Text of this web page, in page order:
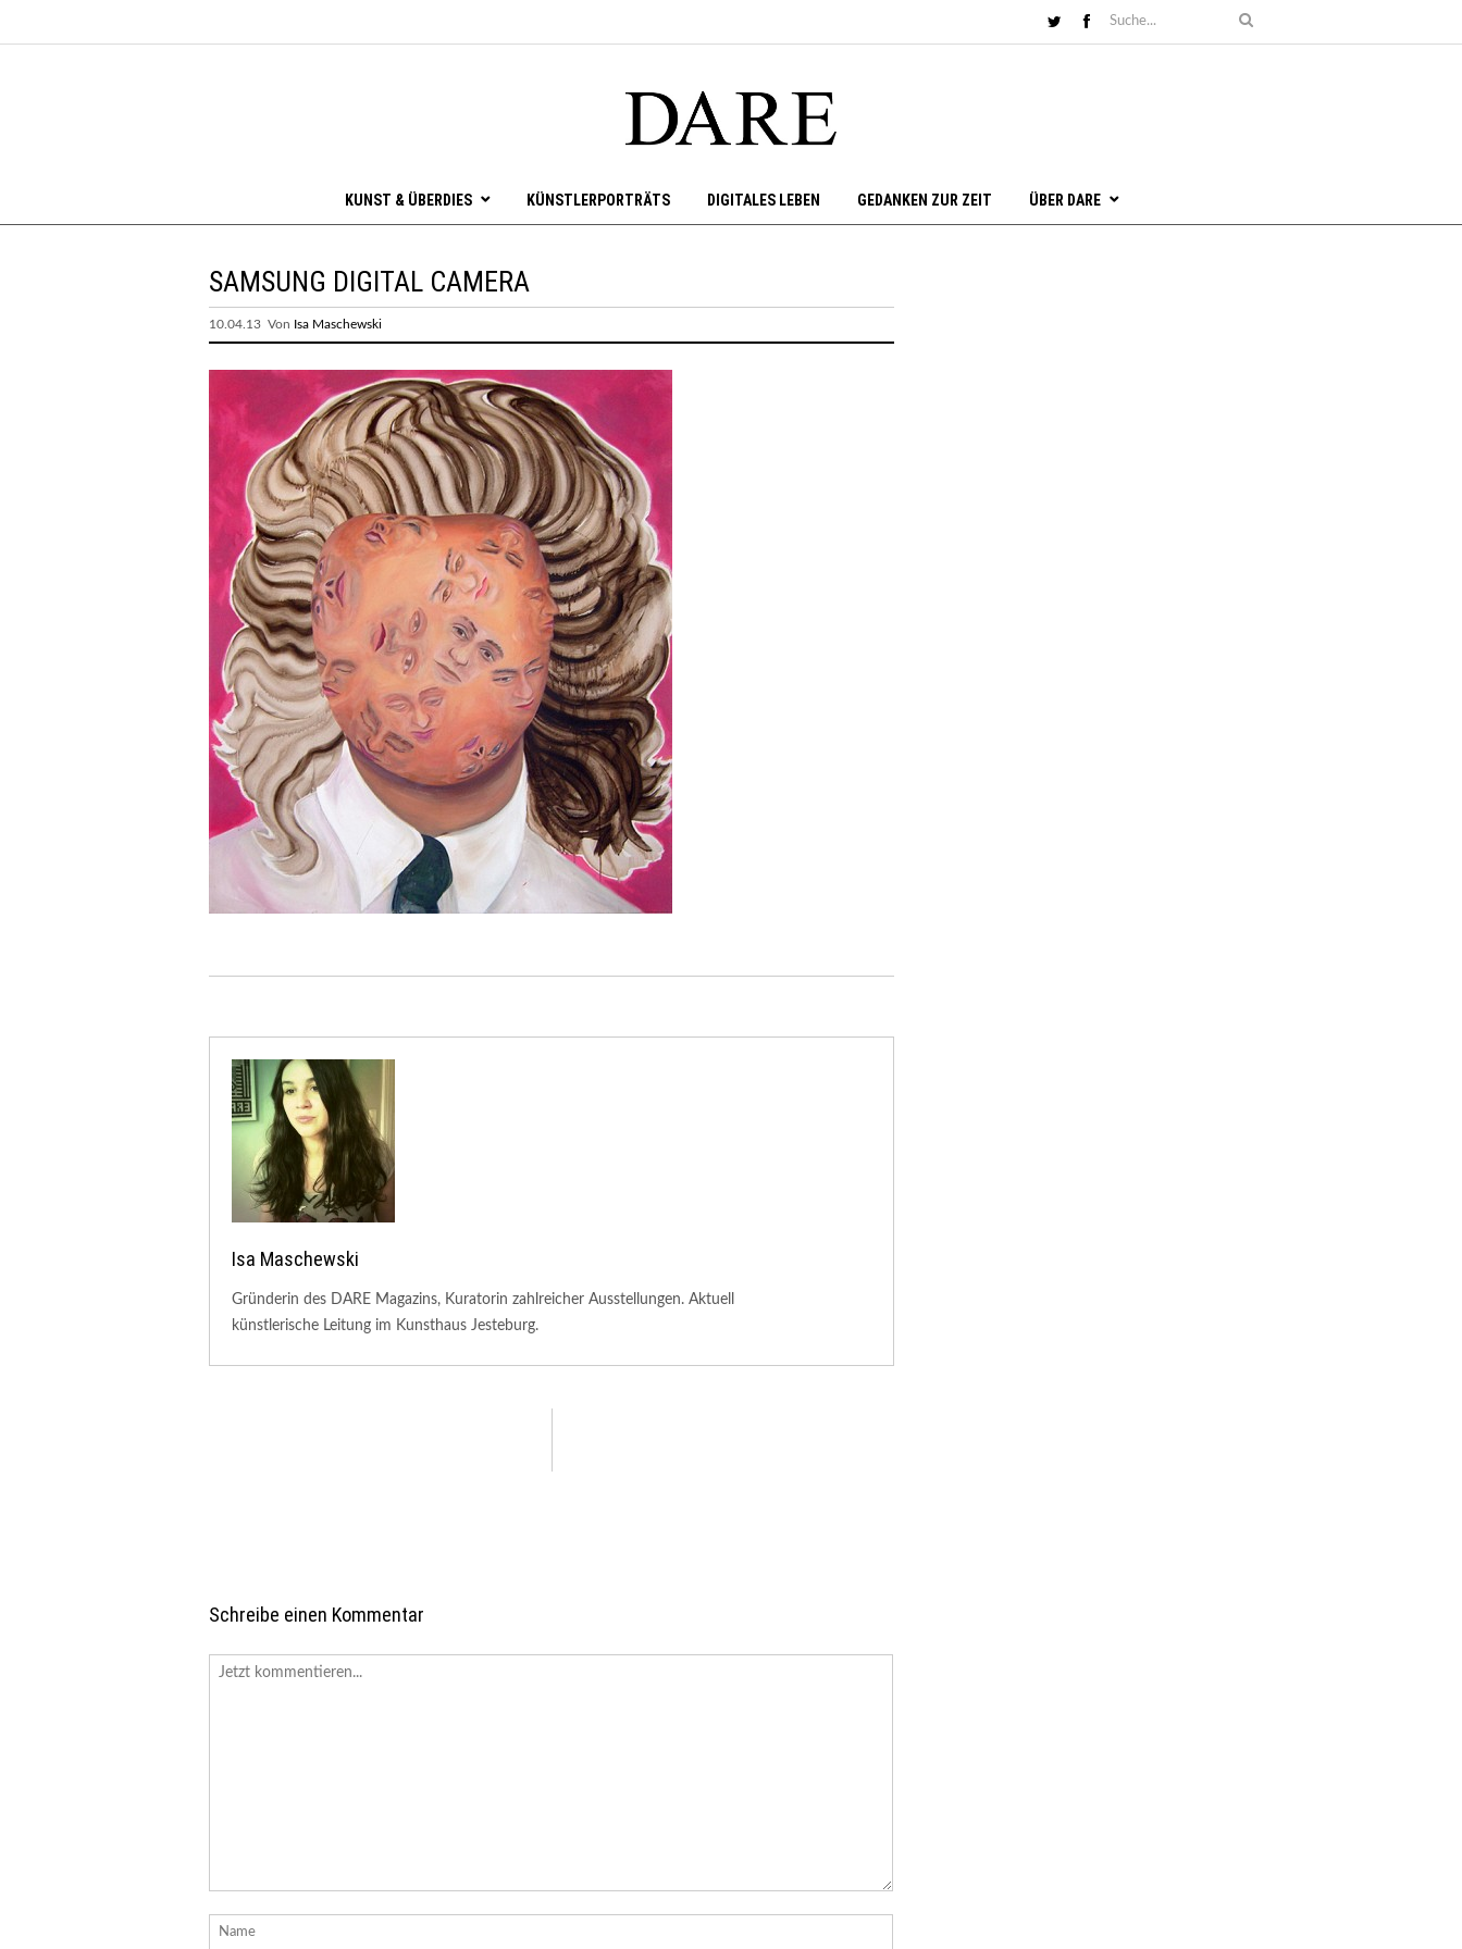
KUNST & ÜBERDIES KÜNSTLERPORTRÄTS DIGITALES LEBEN GEDANKEN ZUR ZEIT ÜBER DARE
SAMSUNG DIGITAL CAMERA
10.04.13 Von Isa Maschewski
Isa Maschewski
Gründerin des DARE Magazins, Kuratorin zahlreicher Ausstellungen. Aktuell
künstlerische Leitung im Kunsthaus Jesteburg.
Schreibe einen Kommentar